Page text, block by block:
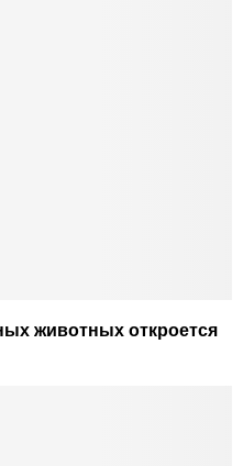
животных откроется